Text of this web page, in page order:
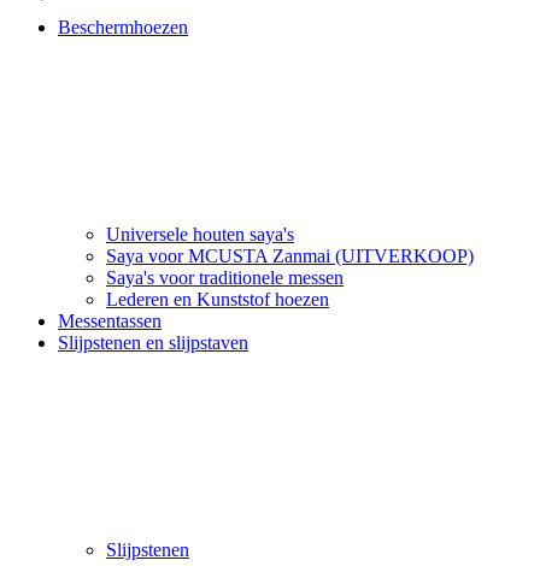
Beschermhoezen
Universele houten saya's
Saya voor MCUSTA Zanmai (UITVERKOOP)
Saya's voor traditionele messen
Lederen en Kunststof hoezen
Messentassen
Slijpstenen en slijpstaven
Slijpstenen